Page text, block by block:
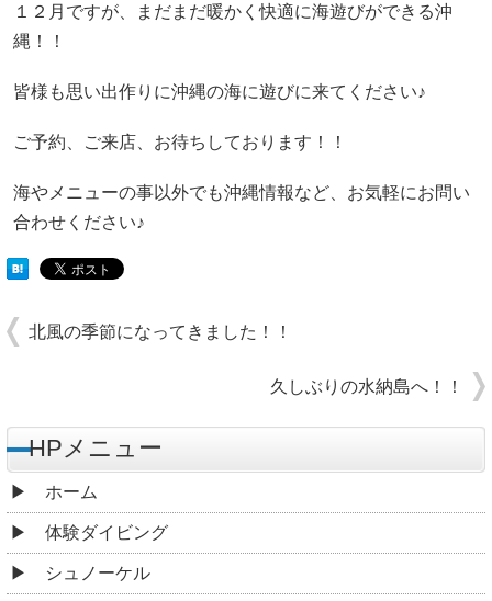
１２月ですが、まだまだ暖かく快適に海遊びができる沖
縄！！
皆様も思い出作りに沖縄の海に遊びに来てください♪
ご予約、ご来店、お待ちしております！！
海やメニューの事以外でも沖縄情報など、お気軽にお問い
合わせください♪
北風の季節になってきました！！
久しぶりの水納島へ！！
HPメニュー
ホーム
体験ダイビング
シュノーケル